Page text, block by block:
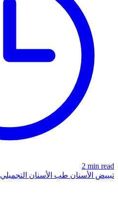
2 min read
تبييض الأسنان طب الأسنان التجميلي